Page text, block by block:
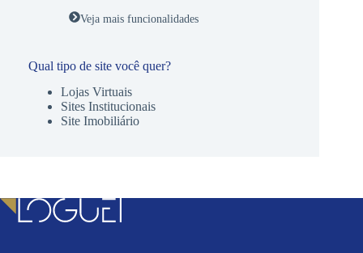
Veja mais funcionalidades
Qual tipo de site você quer?
Lojas Virtuais
Sites Institucionais
Site Imobiliário